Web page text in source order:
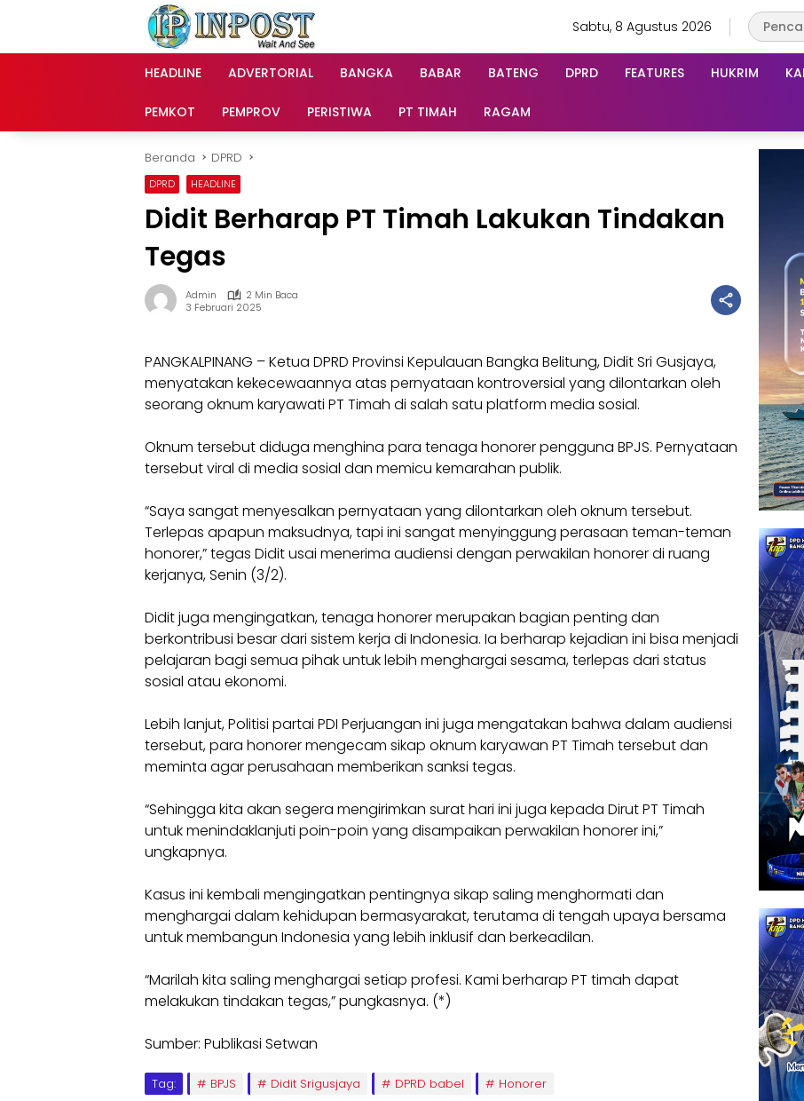
Sabtu, 8 Agustus 2026
HEADLINE ADVERTORIAL BANGKA BABAR BATENG DPRD FEATURES HUKRIM
PEMKOT PEMPROV PERISTIWA PT TIMAH RAGAM
Beranda DPRD
DPRD HEADLINE
Didit Berharap PT Timah Lakukan Tindakan
Tegas
Admin
2 Min Baca
3 Februari 2025
PANGKALPINANG – Ketua DPRD Provinsi Kepulauan Bangka Belitung, Didit Sri Gusjaya,
menyatakan kekecewaannya atas pernyataan kontroversial yang dilontarkan oleh
seorang oknum karyawati PT Timah di salah satu platform media sosial.
Oknum tersebut diduga menghina para tenaga honorer pengguna BPJS. Pernyataan
tersebut viral di media sosial dan memicu kemarahan publik.
“Saya sangat menyesalkan pernyataan yang dilontarkan oleh oknum tersebut.
Terlepas apapun maksudnya, tapi ini sangat menyinggung perasaan teman-teman
honorer,” tegas Didit usai menerima audiensi dengan perwakilan honorer di ruang
kerjanya, Senin (3/2).
Didit juga mengingatkan, tenaga honorer merupakan bagian penting dan
berkontribusi besar dari sistem kerja di Indonesia. Ia berharap kejadian ini bisa menjadi
pelajaran bagi semua pihak untuk lebih menghargai sesama, terlepas dari status
sosial atau ekonomi.
Lebih lanjut, Politisi partai PDI Perjuangan ini juga mengatakan bahwa dalam audiensi
tersebut, para honorer mengecam sikap oknum karyawan PT Timah tersebut dan
meminta agar perusahaan memberikan sanksi tegas.
“Sehingga kita akan segera mengirimkan surat hari ini juga kepada Dirut PT Timah
untuk menindaklanjuti poin-poin yang disampaikan perwakilan honorer ini,”
ungkapnya.
Kasus ini kembali mengingatkan pentingnya sikap saling menghormati dan
menghargai dalam kehidupan bermasyarakat, terutama di tengah upaya bersama
untuk membangun Indonesia yang lebih inklusif dan berkeadilan.
“Marilah kita saling menghargai setiap profesi. Kami berharap PT timah dapat
melakukan tindakan tegas,” pungkasnya. (*)
Sumber: Publikasi Setwan
Tag: BPJS Didit Srigusjaya DPRD babel
Honorer